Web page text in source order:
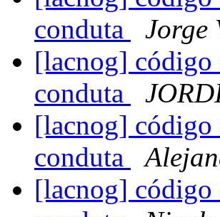
conduta
Jorge
[lacnog] código
conduta
[lacnog] código
conduta
[lacnog] código